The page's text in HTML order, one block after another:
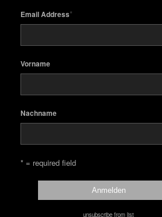
Email Address*
Vorname
Nachname
* = required field
unsubscribe from list